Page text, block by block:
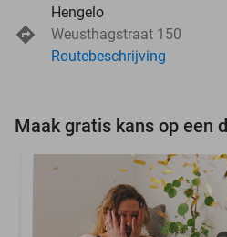
Hengelo
Weusthagstraat 150
Routebeschrijving